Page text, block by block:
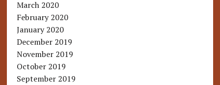
March 2020
February 2020
January 2020
December 2019
November 2019
October 2019
September 2019